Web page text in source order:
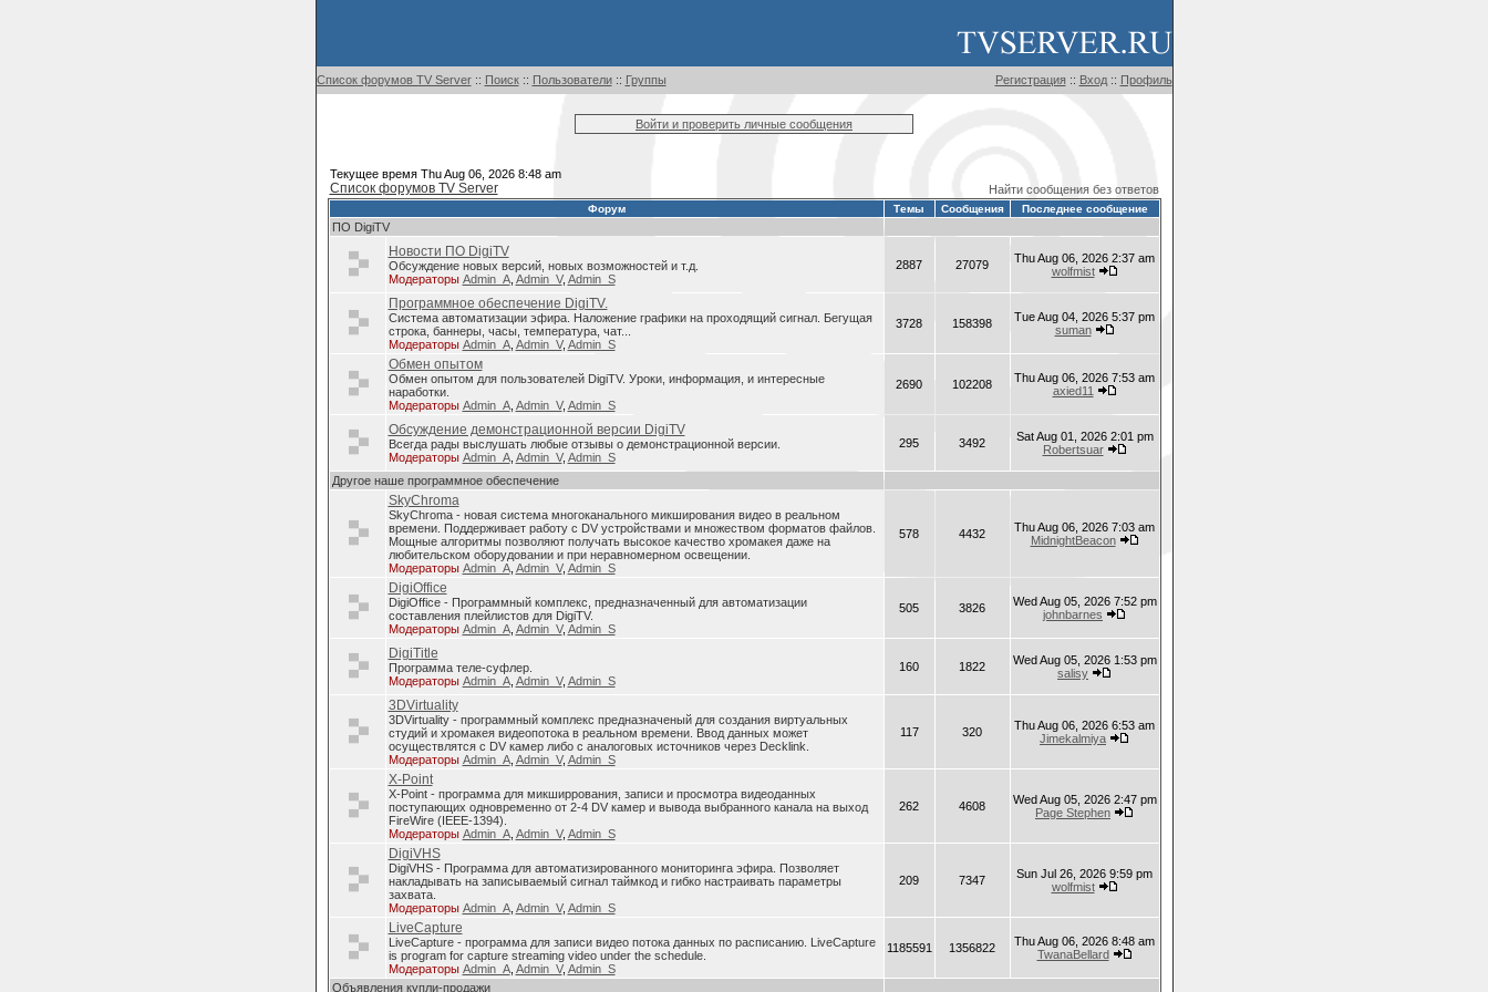
Список форумов TV Server:: Поиск:: Пользователи:: Группы Регистрация :: Вход:: Профиль
Войти и проверить личные сообщения
Текущее время Thu Aug 06, 2026 8:48 am
Список форумов TV Server Найти сообщения без ответов
Форум Темы Сообщения Последнее сообщение
ПО DigiTV
Новости ПО DigiTV
Обсуждение новых версий, новых возможностей и т.д.
Модераторы Admin_A, Admin_V, Admin_S
2887 27079
Thu Aug 06, 2026 2:37 am
wolfmist
Программное обеспечение DigiTV.
Система автоматизации эфира. Наложение графики на проходящий сигнал. Бегущая
строка, баннеры, часы, температура, чат...
Модераторы Admin_A, Admin_V, Admin_S
3728 158398
Tue Aug 04, 2026 5:37 pm
suman
Обмен опытом
Обмен опытом для пользователей DigiTV. Уроки, информация, и интересные
наработки.
Модераторы Admin_A, Admin_V, Admin_S
2690 102208
Thu Aug 06, 2026 7:53 am
axied11
Обсуждение демонстрационной версии DigiTV
Всегда рады выслушать любые отзывы о демонстрационной версии.
Модераторы Admin_A, Admin_V, Admin_S
295 3492
Sat Aug 01, 2026 2:01 pm
Robertsuar
Другое наше программное обеспечение
SkyChroma
SkyChroma - новая система многоканального микширования видео в реальном
времени. Поддерживает работу с DV устройствами и множеством форматов файлов.
Мощные алгоритмы позволяют получать высокое качество хромакея даже на
любительском оборудовании и при неравномерном освещении.
Модераторы Admin_A, Admin_V, Admin_S
578 4432
Thu Aug 06, 2026 7:03 am
MidnightBeacon
DigiOffice
DigiOffice - Программный комплекс, предназначенный для автоматизации
составления плейлистов для DigiTV.
Модераторы Admin_A, Admin_V, Admin_S
505 3826
Wed Aug 05, 2026 7:52 pm
johnbarnes
DigiTitle
Программа теле-суфлер.
Модераторы Admin_A, Admin_V, Admin_S
160 1822
Wed Aug 05, 2026 1:53 pm
salisy
3DVirtuality
3DVirtuality - программный комплекс предназначеный для создания виртуальных
студий и хромакея видеопотока в реальном времени. Ввод данных может
осуществлятся с DV камер либо с аналоговых источников через Decklink.
Модераторы Admin_A, Admin_V, Admin_S
117 320
Thu Aug 06, 2026 6:53 am
Jimekalmiya
X-Point
X-Point - программа для микширрования, записи и просмотра видеоданных
поступающих одновременно от 2-4 DV камер и вывода выбранного канала на выход
FireWire (IEEE-1394).
Модераторы Admin_A, Admin_V, Admin_S
262 4608
Wed Aug 05, 2026 2:47 pm
Page Stephen
DigiVHS
DigiVHS - Программа для автоматизированного мониторинга эфира. Позволяет
накладывать на записываемый сигнал таймкод и гибко настраивать параметры
захвата.
Модераторы Admin_A, Admin_V, Admin_S
209 7347
Sun Jul 26, 2026 9:59 pm
wolfmist
LiveCapture
LiveCapture - программа для записи видео потока данных по расписанию. LiveCapture
is program for capture streaming video under the schedule.
Модераторы Admin_A, Admin_V, Admin_S
1185591 1356822
Thu Aug 06, 2026 8:48 am
TwanaBellard
Объявления купли-продажи